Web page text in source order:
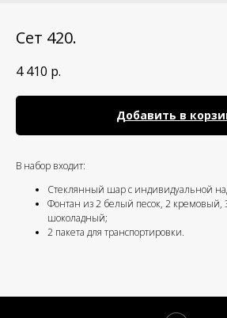
Сет 420.
4 410 р.
Добавить в
В набор входит:
Стеклянный шар с индивидуальной
Фонтан из 2 белый песок, 2
шоколадный;
2 пакета для транспортировки.